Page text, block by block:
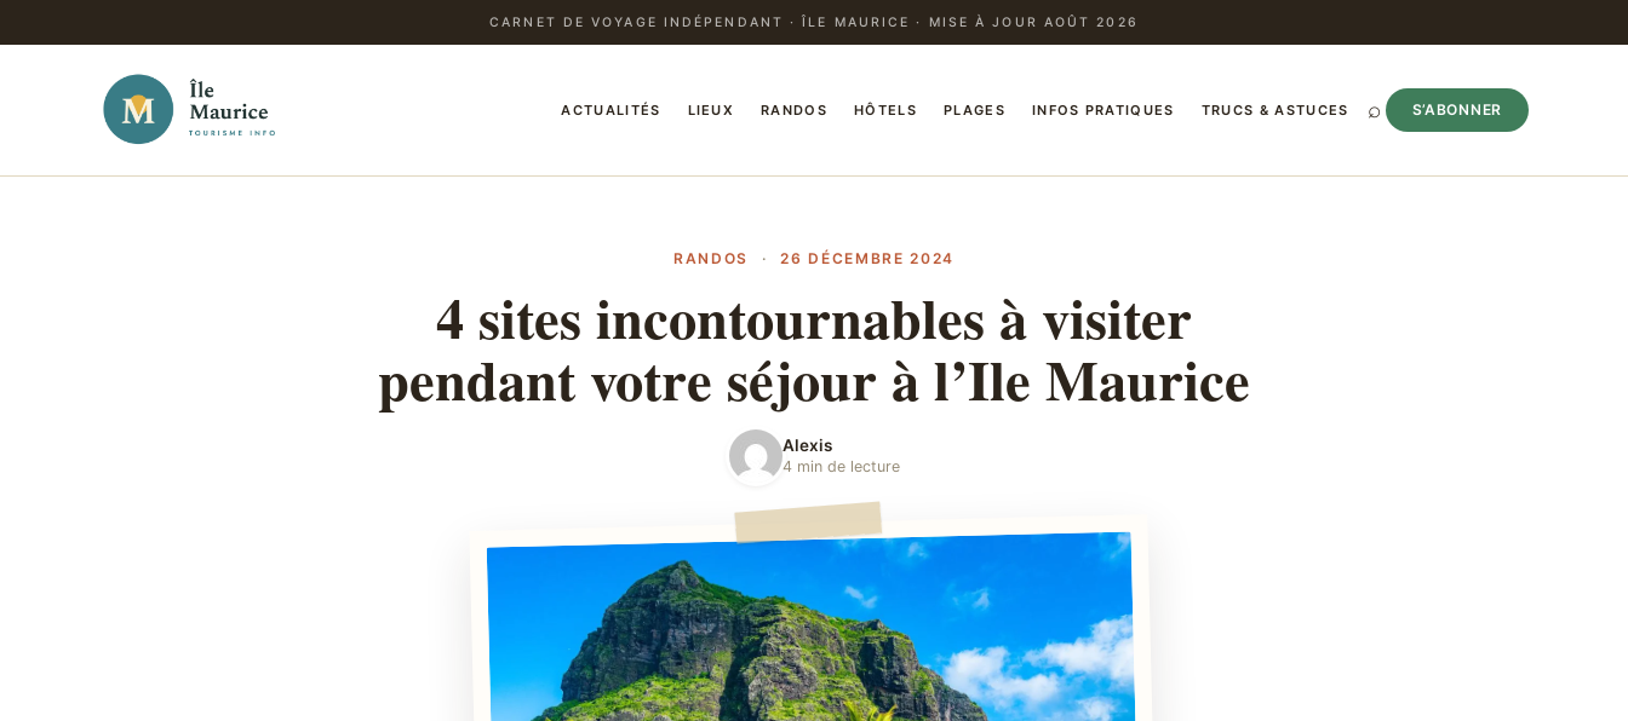
CARNET DE VOYAGE INDÉPENDANT · ÎLE MAURICE · MISE À JOUR AOÛT 2026
ACTUALITÉS LIEUX RANDOS HÔTELS PLAGES INFOS PRATIQUES TRUCS & ASTUCES ⌕ S’ABONNER
RANDOS · 26 DÉCEMBRE 2024
4 sites incontournables à visiter
pendant votre séjour à l’Ile Maurice
Alexis
4 min de lecture